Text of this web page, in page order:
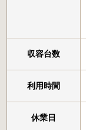
収容台数
利用時間
休業日